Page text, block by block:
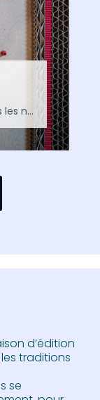
Dans un monde enfermé dans les normes, Noëlle Pacher a su trouver sa voie, celle du carton. Le carton ? Oui, celui-là même qui emballe chacun de vos achats, qui…
d’édition
traditions
se